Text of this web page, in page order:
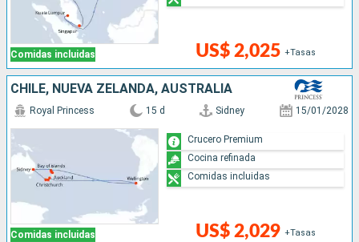
Comidas incluidas US$ 2,025 +Tasas
CHILE, NUEVA ZELANDA, AUSTRALIA
Comidas incluidas
Royal Princess 15 d Sidney 15/01/2028
US$ 2,029 +Tasas
Crucero Premium
Cocina refinada
Comidas incluidas